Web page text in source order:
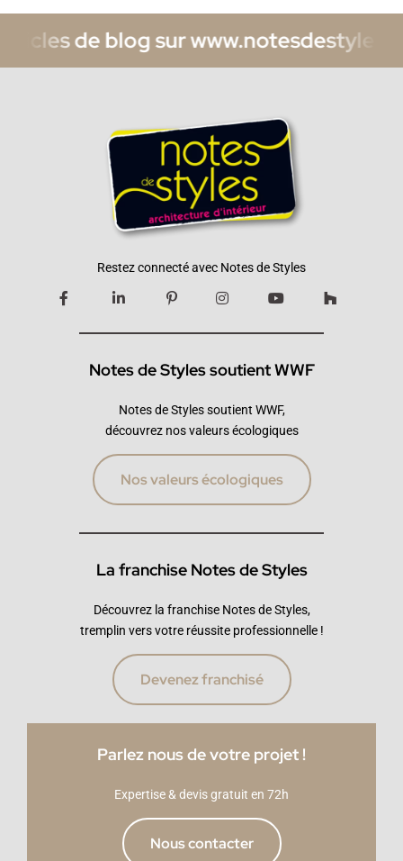
blog sur www.notesdestyles.com/blog
Restez connecté avec Notes de Styles
Notes de Styles soutient WWF
Notes de Styles soutient WWF,
découvrez nos valeurs écologiques
Nos valeurs écologiques
La franchise Notes de Styles
Découvrez la franchise Notes de Styles,
tremplin vers votre réussite professionnelle !
Devenez franchisé
Parlez nous de votre projet !
Expertise & devis gratuit en 72h
Nous contacter